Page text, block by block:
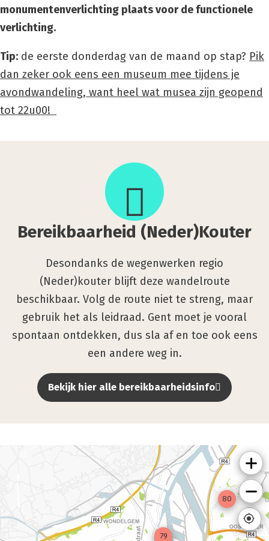
monumentenverlichting plaats voor de functionele
verlichting.
Tip: de eerste donderdag van de maand op stap? Pik
dan zeker ook eens een museum mee tijdens je
avondwandeling, want heel wat musea zijn geopend
tot 22u00!
Bereik­baar­heid (Neder)Kouter
Desondanks de wegenwerken regio
(Neder)kouter blijft deze wandelroute
beschikbaar. Volg de route niet te streng, maar
gebruik het als leidraad. Gent moet je vooral
spontaan ontdekken, dus sla af en toe ook eens
een andere weg in.
Bekijk hier alle bereikbaarheidsinfo
79
80